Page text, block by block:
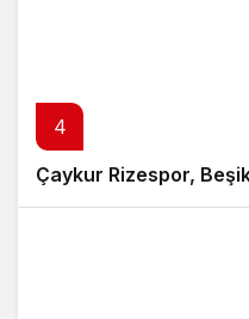
4
Çaykur Rizespor,